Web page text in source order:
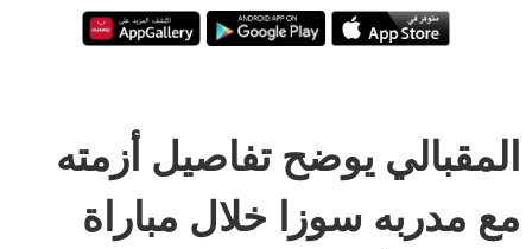
المقبالي يوضح تفاصيل أزمته
مع مدربه سوزا خلال مباراة